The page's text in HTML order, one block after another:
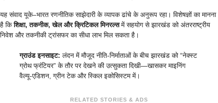
यह संवाद यूके–भारत रणनीतिक साझेदारी के व्यापक ढांचे के अनुरूप रहा। विशेषज्ञों का मानना
है किशिक्षा, तकनीक, खेल और क्रिटिकल मिनरल्समें सहयोग से झारखंड को अंतरराष्ट्रीय
निवेश और तकनीकी ट्रांसफर का सीधा लाभ मिल सकता है।
ग्राउंड इनसाइट: लंदन में मौजूद नीति-निर्माताओं के बीच झारखंड को “नेक्स्ट
ग्रोथ फ्रंटियर” के तौर पर देखने की उत्सुकता दिखी—खासकर माइनिंग
वैल्यू-एडिशन, ग्रीन टेक और स्किल इकोसिस्टम में।
RELATED STORIES & ADS